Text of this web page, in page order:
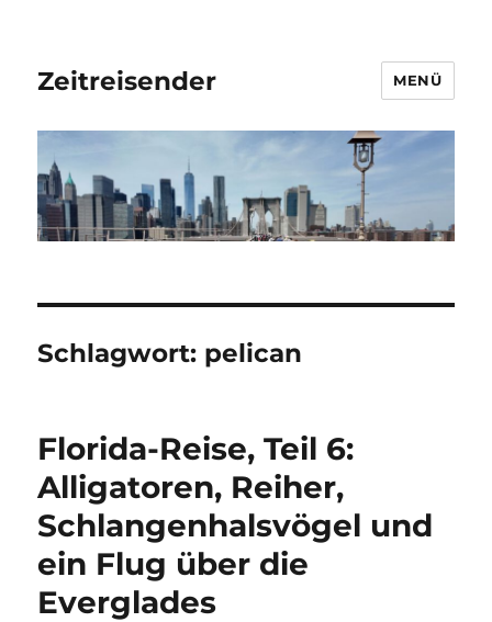
Zeitreisender MENÜ
Schlagwort: pelican
Florida-Reise, Teil 6:
Alligatoren, Reiher,
Schlangenhalsvögel und
ein Flug über die
Everglades